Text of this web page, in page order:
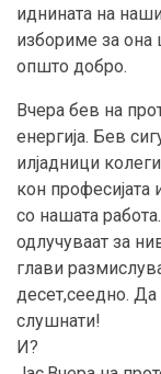
иднината на
избориме за
општо добро.
Вчера бев на
енергија. Бев
илјадници
кон професијата
со нашата
одлучуваат за
глави
десет,сеедно.
слушнати!
И?